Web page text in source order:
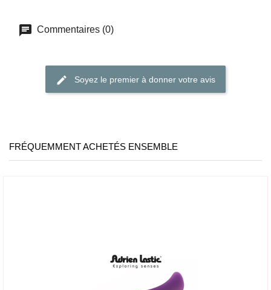
Commentaires (0)
Soyez le premier à donner votre avis
FRÉQUEMMENT ACHETÉS ENSEMBLE